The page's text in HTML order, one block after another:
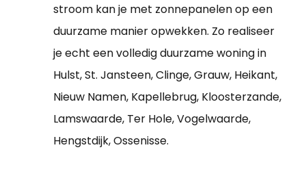
stroom kan je met zonnepanelen op een
duurzame manier opwekken. Zo realiseer
je echt een volledig duurzame woning in
Hulst, St. Jansteen, Clinge, Grauw, Heikant,
Nieuw Namen, Kapellebrug, Kloosterzande,
Lamswaarde, Ter Hole, Vogelwaarde,
Hengstdijk, Ossenisse.